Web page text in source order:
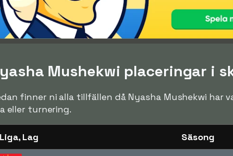
Mushekwi placeringar i
finner ni alla tillfällen då Nyasha Mushekwi har
eller turnering.
Liga, Lag Säsong